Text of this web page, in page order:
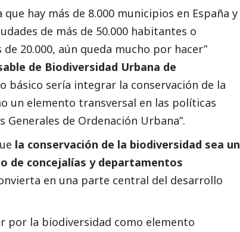
hay más de 8.000 municipios en España y
de más de 50.000 habitantes o
20.000, aún queda mucho por hacer”
de Biodiversidad Urbana de
básico sería integrar la conservación de la
un elemento transversal en las políticas
Generales de Ordenación Urbana”.
la conservación de la biodiversidad sea un
de concejalías y departamentos
en una parte central del desarrollo
por la biodiversidad como elemento